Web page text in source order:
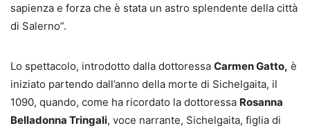
sapienza e forza che è stata un astro splendente della città
di Salerno”.
Lo spettacolo, introdotto dalla dottoressa Carmen Gatto, è
iniziato partendo dall’anno della morte di Sichelgaita, il
1090, quando, come ha ricordato la dottoressa Rosanna
Belladonna Tringali, voce narrante, Sichelgaita, figlia di